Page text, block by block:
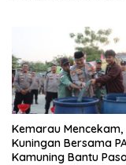
Kemarau Mencekam,
Kuningan Bersama
Kamuning Bantu